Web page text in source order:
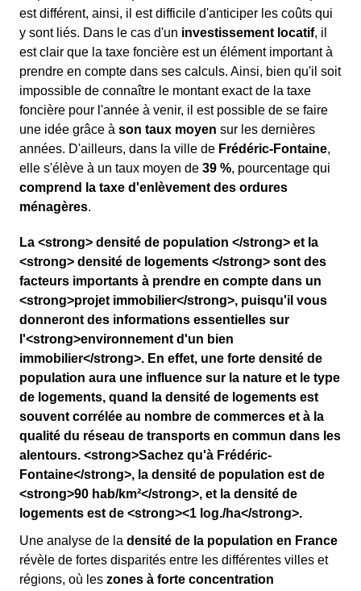
est différent, ainsi, il est difficile d'anticiper les coûts qui
y sont liés. Dans le cas d'un investissement locatif, il
est clair que la taxe foncière est un élément important à
prendre en compte dans ses calculs. Ainsi, bien qu'il soit
impossible de connaître le montant exact de la taxe
foncière pour l'année à venir, il est possible de se faire
une idée grâce à son taux moyen sur les dernières
années. D'ailleurs, dans la ville de Frédéric-Fontaine,
elle s'élève à un taux moyen de 39 %, pourcentage qui
comprend la taxe d'enlèvement des ordures
ménagères.
La <strong> densité de population </strong> et la
<strong> densité de logements </strong> sont des
facteurs importants à prendre en compte dans un
<strong>projet immobilier</strong>, puisqu'il vous
donneront des informations essentielles sur
l'<strong>environnement d'un bien
immobilier</strong>. En effet, une forte densité de
population aura une influence sur la nature et le type
de logements, quand la densité de logements est
souvent corrélée au nombre de commerces et à la
qualité du réseau de transports en commun dans les
alentours. <strong>Sachez qu'à Frédéric-
Fontaine</strong>, la densité de population est de
<strong>90 hab/km²</strong>, et la densité de
logements est de <strong><1 log./ha</strong>.
Une analyse de la densité de la population en France
révèle de fortes disparités entre les différentes villes et
régions, où les zones à forte concentration